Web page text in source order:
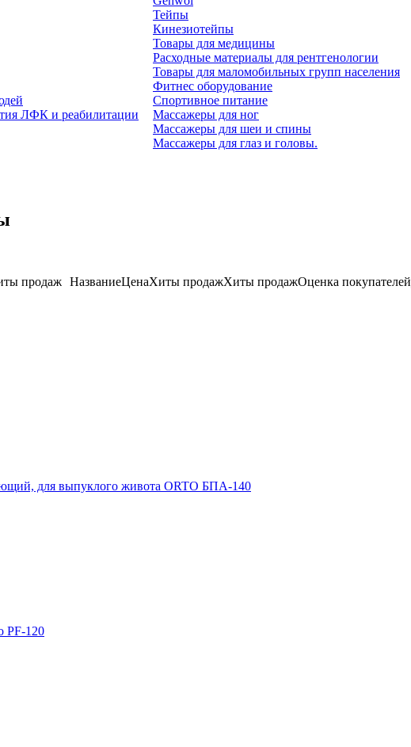
Тейпы
Кинезиотейпы
Товары для медицины
Расходные материалы для рентгенологии
Товары для маломобильных групп населения
Фитнес оборудование
Спортивное питание
ЛФК и реабилитации
Массажеры для ног
Массажеры для шеи и спины
Массажеры для глаз и головы.
продаж НазваниеЦенаХиты продажХиты продажОценка покупателей
для выпуклого живота ORTO БПА-140
PF-120